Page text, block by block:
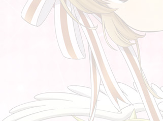
พระนามในหลวงรัชกาลที่ 10 (ภาษาจีน)
เรียนรู้จากฤดูที่แตกต่าง
เรียนรู้ศัพท์ใหม่จากโปรแกรมพิมพ์ภาษาจีน
生日礼物 ของขวัญวันเกิด (ตลกร้าย)
คำที่ได้ยินบ่อยๆ ในออฟฟิศ
พูดเรื่องดวงดาว
不生气 ไม่โกรธ